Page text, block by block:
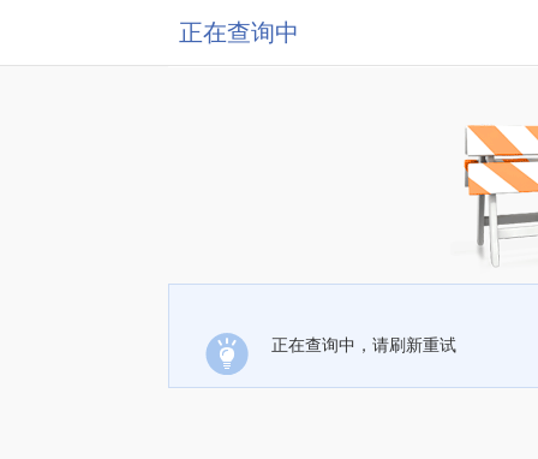
正在查询中
正在查询中，请刷新重试